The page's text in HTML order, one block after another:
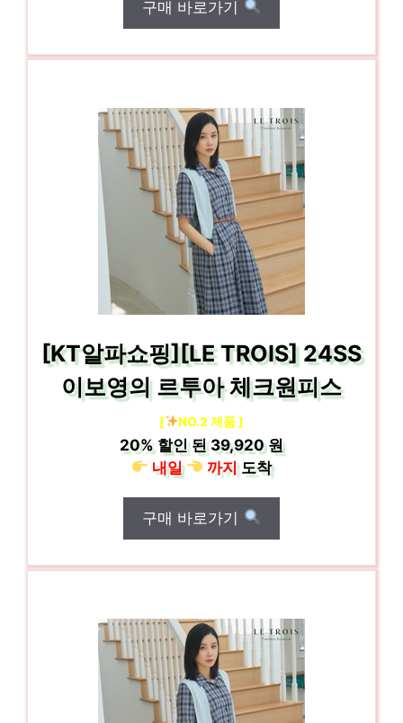
구매 바로가기
[KT알파쇼핑][LE TROIS] 24SS
이보영의 르투아 체크원피스
[ NO.2 제품 ]
20% 할인 된39,920 원
내일
까지도착
구매 바로가기